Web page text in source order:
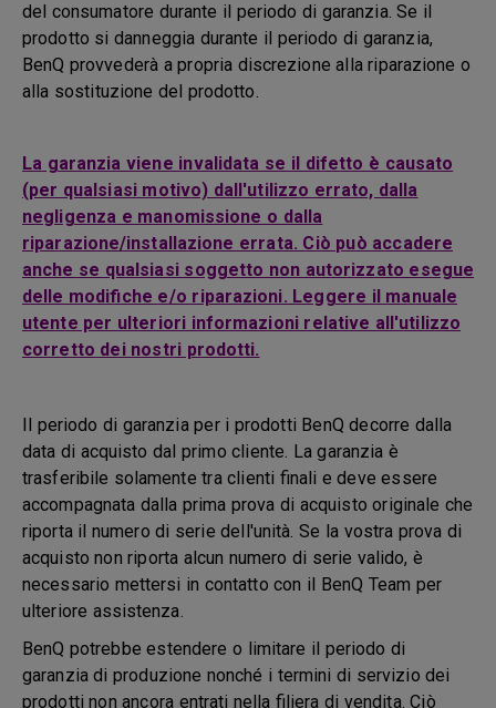
del consumatore durante il periodo di garanzia. Se il
prodotto si danneggia durante il periodo di garanzia,
BenQ provvederà a propria discrezione alla riparazione o
alla sostituzione del prodotto.
La garanzia viene invalidata se il difetto è causato
(per qualsiasi motivo) dall'utilizzo errato, dalla
negligenza e manomissione o dalla
riparazione/installazione errata. Ciò può accadere
anche se qualsiasi soggetto non autorizzato esegue
delle modifiche e/o riparazioni. Leggere il manuale
utente per ulteriori informazioni relative all'utilizzo
corretto dei nostri prodotti.
Il periodo di garanzia per i prodotti BenQ decorre dalla
data di acquisto dal primo cliente. La garanzia è
trasferibile solamente tra clienti finali e deve essere
accompagnata dalla prima prova di acquisto originale che
riporta il numero di serie dell'unità. Se la vostra prova di
acquisto non riporta alcun numero di serie valido, è
necessario mettersi in contatto con il BenQ Team per
ulteriore assistenza.
BenQ potrebbe estendere o limitare il periodo di
garanzia di produzione nonché i termini di servizio dei
prodotti non ancora entrati nella filiera di vendita. Ciò